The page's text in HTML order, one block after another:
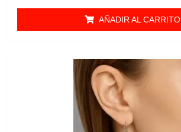
AÑADIR AL CARRITO